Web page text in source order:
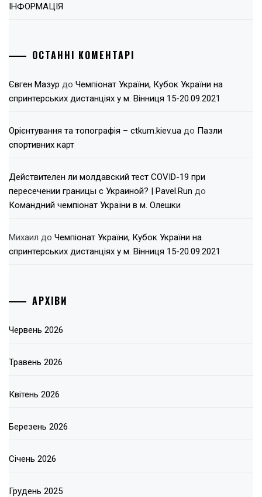
ІНФОРМАЦІЯ
ОСТАННІ КОМЕНТАРІ
Євген Мазур до Чемпіонат України, Кубок України на
спринтерських дистанціях у м. Вінниця 15-20.09.2021
Орієнтування та топографія – ctkum.kiev.ua до Пазли
спортивних карт
Действителен ли молдавский тест COVID-19 при
пересечении границы с Украиной? | Pavel.Run до
Командний чемпіонат України в м. Олешки
Михаил до Чемпіонат України, Кубок України на
спринтерських дистанціях у м. Вінниця 15-20.09.2021
АРХІВИ
Червень 2026
Травень 2026
Квітень 2026
Березень 2026
Січень 2026
Грудень 2025